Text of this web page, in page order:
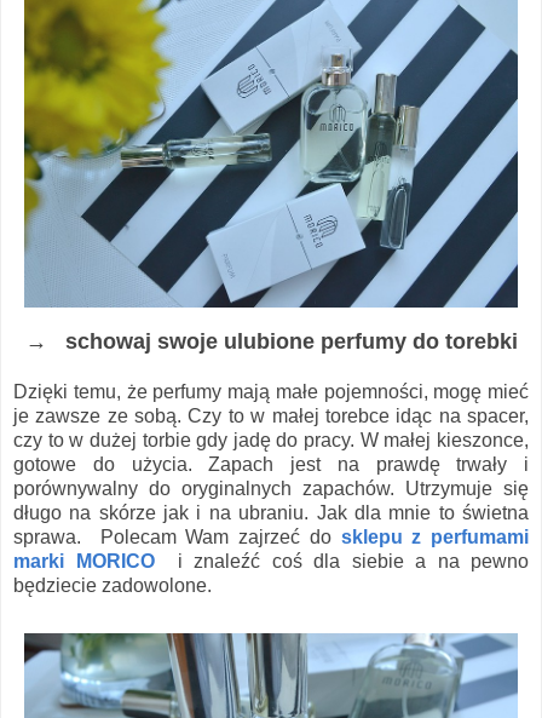
→ schowaj swoje ulubione perfumy do torebki
Dzięki temu, że perfumy mają małe pojemności, mogę mieć
je zawsze ze sobą. Czy to w małej torebce idąc na spacer,
czy to w dużej torbie gdy jadę do pracy. W małej kieszonce,
gotowe do użycia. Zapach jest na prawdę trwały i
porównywalny do oryginalnych zapachów. Utrzymuje się
długo na skórze jak i na ubraniu. Jak dla mnie to świetna
sprawa. Polecam Wam zajrzeć do sklepu z perfumami
marki MORICO
i znaleźć coś dla siebie a na pewno
będziecie zadowolone.